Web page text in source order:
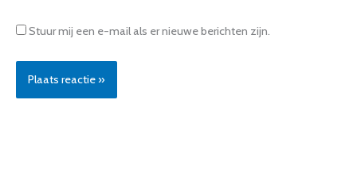
Stuur mij een e-mail als er nieuwe berichten zijn.